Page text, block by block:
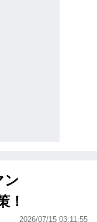
ン
！
2026/07/15 03:11:55